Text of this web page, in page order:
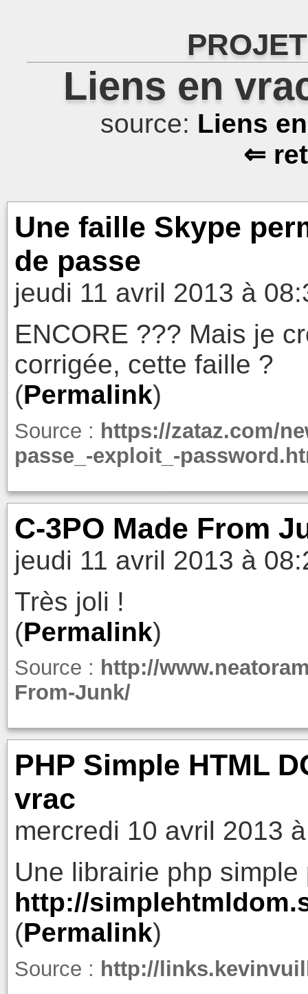
Liens en
source: Liens
⇐
Une faille Skype
de passe
jeudi 11 avril 2013 à
ENCORE ??? Mais je
corrigée, cette faille ?
(Permalink)
Source : https://zataz.com/
passe_-exploit_-
C-3PO Made From
jeudi 11 avril 2013 à
Très joli !
(Permalink)
Source : http://
From-Junk/
PHP Simple HTML
vrac
mercredi 10 avril 2013
Une librairie php
http://
(Permalink)
Source : http://